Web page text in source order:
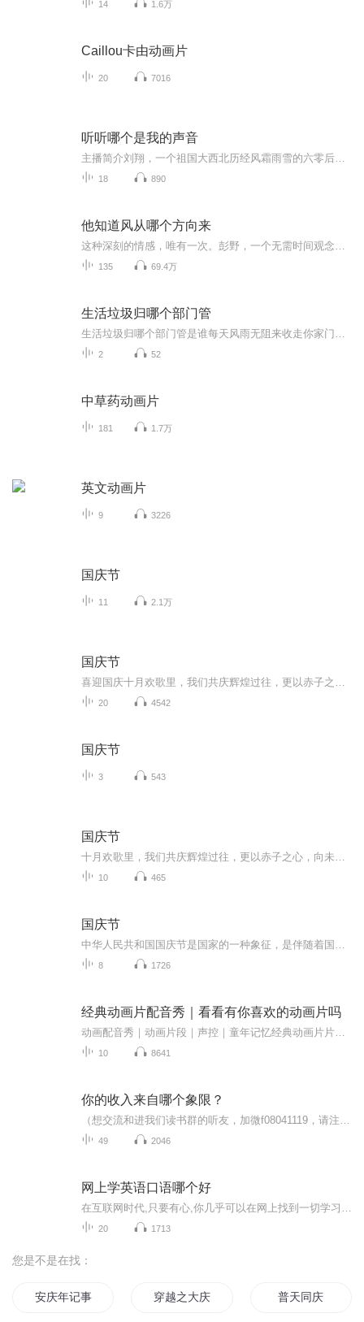
14 1.6万
Caillou卡由动画片
20 7016
听听哪个是我的声音
18 890
他知道风从哪个方向来
135 69.4万
生活垃圾归哪个部门管
2 52
中草药动画片
181 1.7万
英文动画片
9 3226
国庆节
11 2.1万
国庆节
20 4542
国庆节
3 543
国庆节
10 465
国庆节
8 1726
经典动画片配音秀｜看看有你喜欢的动画片吗
10 8641
你的收入来自哪个象限？
49 2046
网上学英语口语哪个好
20 1713
您是不是在找：
安庆年记事 穿越之大庆帝国 普天同庆